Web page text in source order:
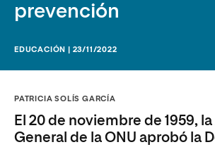
prevención
EDUCACIÓN | 23/11/2022
PATRICIA SOLÍS GARCÍA
El 20 de noviembre de 1959,
General de la ONU aprobó la